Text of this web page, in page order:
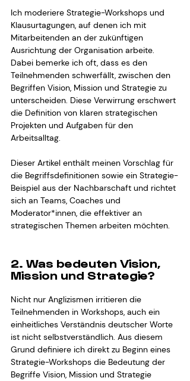
Ich moderiere Strategie-Workshops und
Klausurtagungen, auf denen ich mit
Mitarbeitenden an der zukünftigen
Ausrichtung der Organisation arbeite.
Dabei bemerke ich oft, dass es den
Teilnehmenden schwerfällt, zwischen den
Begriffen Vision, Mission und Strategie zu
unterscheiden. Diese Verwirrung erschwert
die Definition von klaren strategischen
Projekten und Aufgaben für den
Arbeitsalltag.
Dieser Artikel enthält meinen Vorschlag für
die Begriffsdefinitionen sowie ein Strategie-
Beispiel aus der Nachbarschaft und richtet
sich an Teams, Coaches und
Moderator*innen, die effektiver an
strategischen Themen arbeiten möchten.
2. Was bedeuten Vision,
Mission und Strategie?
Nicht nur Anglizismen irritieren die
Teilnehmenden in Workshops, auch ein
einheitliches Verständnis deutscher Worte
ist nicht selbstverständlich. Aus diesem
Grund definiere ich direkt zu Beginn eines
Strategie-Workshops die Bedeutung der
Begriffe Vision, Mission und Strategie